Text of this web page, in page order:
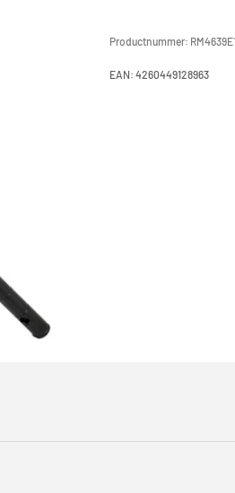
Productnummer:
EAN: 4260449128963